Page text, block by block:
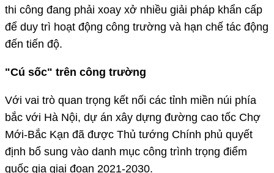
thi công đang phải xoay xở nhiều giải pháp khẩn cấp
để duy trì hoạt động công trường và hạn chế tác động
đến tiến độ.
"Cú sốc" trên công trường
Với vai trò quan trọng kết nối các tỉnh miền núi phía
bắc với Hà Nội, dự án xây dựng đường cao tốc Chợ
Mới-Bắc Kạn đã được Thủ tướng Chính phủ quyết
định bổ sung vào danh mục công trình trọng điểm
quốc gia giai đoạn 2021-2030.